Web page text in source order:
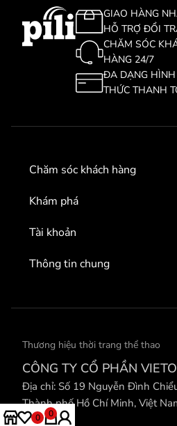
GIAO HÀNG
HỖ TRỢ ĐỔI
CHĂM SÓC
HÀNG 24/7
ĐA DẠNG HÌNH
THỨC THANH
Chăm sóc khách hàng
Khám phá
Tài khoản
Thông tin chung
Thương hiệu thời trang thể thao
CÔNG TY CỔ PHẦN
Địa chỉ: Số 19 Nguyễn Đình
Thành phố Hồ Chí Minh, Việt
0 0